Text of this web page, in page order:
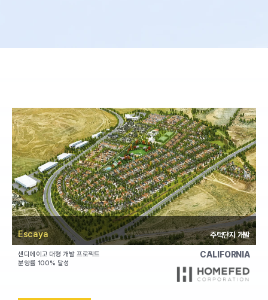
Escaya 주택단지 개발
샌디에이고 대형 개발 프로젝트
분양률 100% 달성
CALIFORNIA